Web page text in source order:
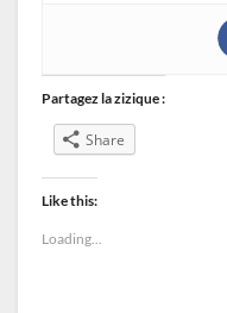
Partagez la zizique :
Share
Like this:
Loading...